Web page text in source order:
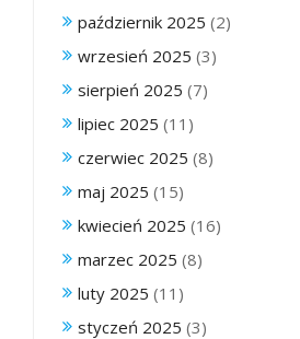
październik 2025 (2)
wrzesień 2025 (3)
sierpień 2025 (7)
lipiec 2025 (11)
czerwiec 2025 (8)
maj 2025 (15)
kwiecień 2025 (16)
marzec 2025 (8)
luty 2025 (11)
styczeń 2025 (3)